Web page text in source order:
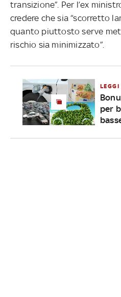
transizione”. Per l’ex
credere che sia “scorretto
quanto piuttosto serve
rischio sia minimizzato”.
LEGGI
per